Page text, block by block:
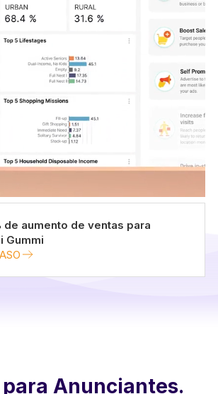
de aumento de ventas para
Gummi
para Anunciantes.